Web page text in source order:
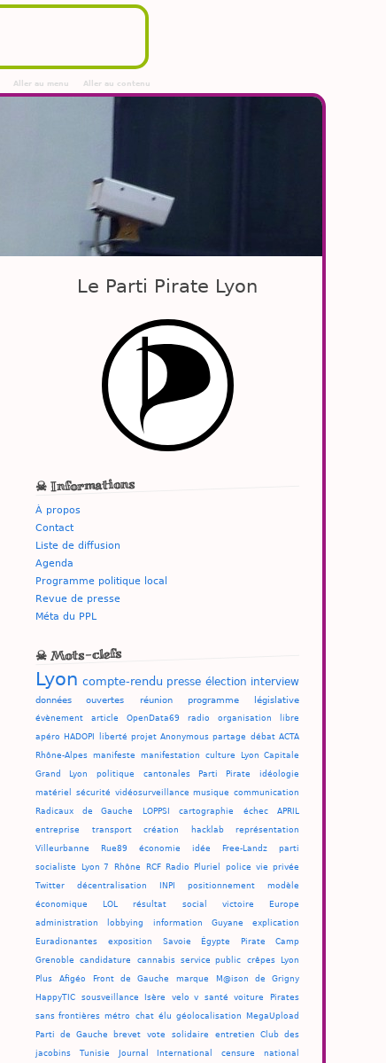
Aller au contenu
Aller au menu
Le Parti Pirate Lyon
☠ Informations
À propos
Contact
Liste de diffusion
Agenda
Programme politique local
Revue de presse
Méta du PPL
☠ Mots-clefs
Lyon compte-rendu presse élection interview
données ouvertes réunion programme législative
évènement article OpenData69 radio organisation
libre
apéro HADOPI liberté projet Anonymous partage débat ACTA
Rhône-Alpes manifeste manifestation culture
Lyon Capitale
Grand Lyon
politique cantonales Parti Pirate idéologie
matériel sécurité vidéosurveillance musique communication
Radicaux de Gauche LOPPSI cartographie échec APRIL
entreprise transport création hacklab représentation
Villeurbanne Rue89 économie idée Free-Landz parti
socialiste Lyon 7 Rhône RCF Radio Pluriel police vie privée
Twitter décentralisation INPI positionnement modèle
économique LOL résultat social victoire Europe
administration lobbying information Guyane explication
Euradionantes exposition Savoie Égypte Pirate Camp
Grenoble candidature cannabis service public crêpes Lyon
Plus Afigéo Front de Gauche marque M@ison de Grigny
HappyTIC sousveillance Isère velo v santé voiture Pirates
sans frontières métro chat élu géolocalisation MegaUpload
Parti de Gauche brevet vote solidaire entretien Club des
jacobins Tunisie Journal International censure national